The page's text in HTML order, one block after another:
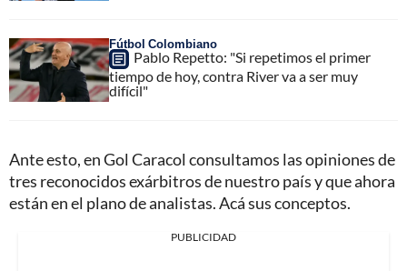
Fútbol Colombiano
Pablo Repetto: "Si repetimos el primer
tiempo de hoy, contra River va a ser muy
difícil"
Ante esto, en Gol Caracol consultamos las opiniones de
tres reconocidos exárbitros de nuestro país y que ahora
están en el plano de analistas. Acá sus conceptos.
PUBLICIDAD